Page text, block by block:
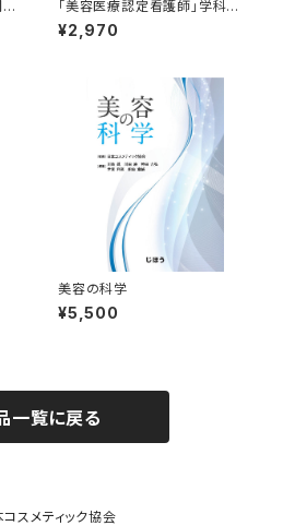
「美容医療認定看護師」学科試
験準拠テキスト
¥2,970
美容の科学
¥5,500
一覧に戻る
スメティック協会